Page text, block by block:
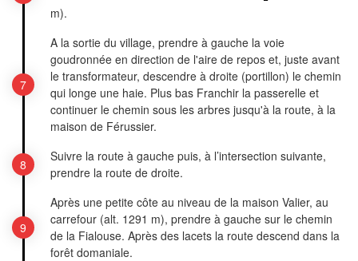
m).
A la sortie du village, prendre à gauche la voie
goudronnée en direction de l'aire de repos et, juste avant
le transformateur, descendre à droite (portillon) le chemin
qui longe une haie. Plus bas Franchir la passerelle et
continuer le chemin sous les arbres jusqu'à la route, à la
maison de Férussier.
Suivre la route à gauche puis, à l’intersection suivante,
prendre la route de droite.
Après une petite côte au niveau de la maison Valier, au
carrefour (alt. 1291 m), prendre à gauche sur le chemin
de la Fialouse. Après des lacets la route descend dans la
forêt domaniale.